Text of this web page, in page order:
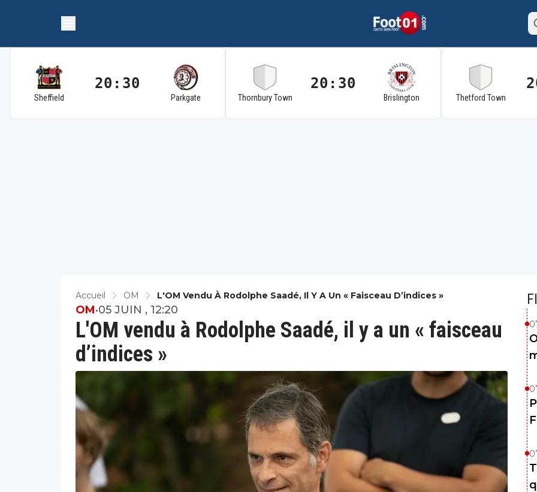
Sheffield
20:30
Parkgate Thornbury Town
20:30
Brislington Thetford Town
Accueil OM L'OM Vendu À Rodolphe Saadé, Il Y A Un « Faisceau D’indices »
L'OM vendu à Rodolphe Saadé, il y a un « faisceau
d’indices »
OM•05 JUIN , 12:20